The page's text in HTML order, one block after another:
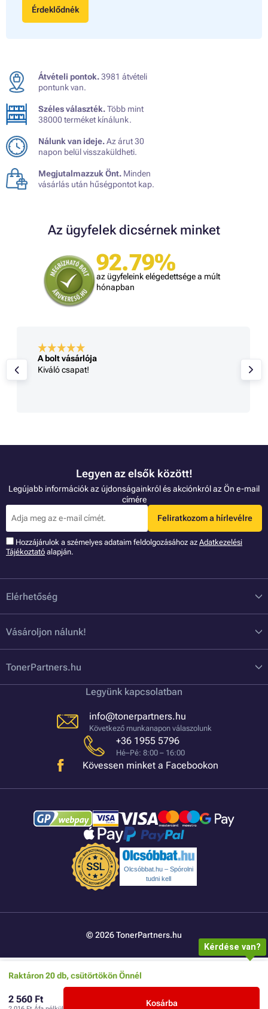
Raktáron 20 db, csütörtökön Önnél
2 560 Ft Kosárba
Érdeklődnék
Átvételi pontok.3981 átvételi
pontunk van.
Széles választék.Több mint
38000 terméket kínálunk.
Nálunk van ideje.Az árut 30
napon belül visszaküldheti.
Megjutalmazzuk Önt. Minden
vásárlás után hűségpontot kap.
Az ügyfelek dicsérnek minket
92.79%
az ügyfeleink elégedettsége a múlt
hónapban
A bolt vásárlója
Kiváló csapat!
Legyen az elsők között!
Legújabb információk az újdonságainkról és akciónkról az Ön e-mail
címére
Feliratkozom a hírlevélre
Hozzájárulok a szémelyes adataim feldolgozásához az Adatkezelési
Tájékoztató alapján.
Elérhetőség
Vásároljon nálunk!
TonerPartners.hu
Legyünk kapcsolatban
info@tonerpartners.hu
Következő munkanapon válaszolunk
+36 1955 5796
Hé–Pé: 8:00 – 16:00
Kövessen minket a Facebookon
Olcsóbbat.hu – Spórolni
tudni kell
© 2026 TonerPartners.hu
Kérdése van?